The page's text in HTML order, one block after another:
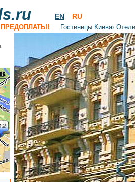
EN RU
Гостиницы Киева›